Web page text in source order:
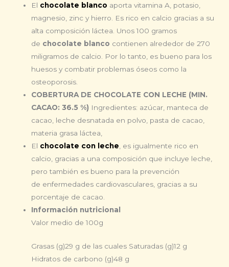
El chocolate blanco aporta vitamina A, potasio,
magnesio, zinc y hierro. Es rico en calcio gracias a su
alta composición láctea. Unos 100 gramos
de chocolate blanco contienen alrededor de 270
miligramos de calcio. Por lo tanto, es bueno para los
huesos y combatir problemas óseos como la
osteoporosis.
COBERTURA DE CHOCOLATE CON LECHE (MIN.
CACAO: 36.5 %) Ingredientes: azúcar, manteca de
cacao, leche desnatada en polvo, pasta de cacao,
materia grasa láctea,
El chocolate con leche , es igualmente rico en
calcio, gracias a una composición que incluye leche,
pero también es bueno para la prevención
de enfermedades cardiovasculares, gracias a su
porcentaje de cacao.
Información nutricional
Valor medio de 100g
Grasas (g)29 g de las cuales Saturadas (g)12 g
Hidratos de carbono (g)48 g